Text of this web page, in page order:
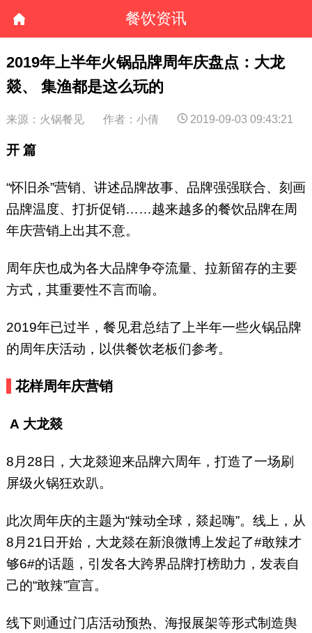
餐饮资讯
2019年上半年火锅品牌周年庆盘点：大龙
燚、 集渔都是这么玩的
来源：火锅餐见 作者：小倩 2019-09-03 09:43:21
开 篇
“怀旧杀”营销、讲述品牌故事、品牌强强联合、刻画
品牌温度、打折促销……越来越多的餐饮品牌在周
年庆营销上出其不意。
周年庆也成为各大品牌争夺流量、拉新留存的主要
方式，其重要性不言而喻。
2019年已过半，餐见君总结了上半年一些火锅品牌
的周年庆活动，以供餐饮老板们参考。
花样周年庆营销
A 大龙燚
8月28日，大龙燚迎来品牌六周年，打造了一场刷
屏级火锅狂欢趴。
此次周年庆的主题为“辣动全球，燚起嗨”。线上，从
8月21日开始，大龙燚在新浪微博上发起了#敢辣才
够6#的话题，引发各大跨界品牌打榜助力，发表自
己的“敢辣”宣言。
线下则通过门店活动预热、海报展架等形式制造舆